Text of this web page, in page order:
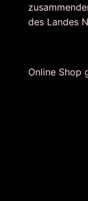
des Landes
Online Shop